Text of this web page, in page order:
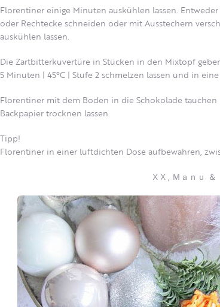
Florentiner einige Minuten auskühlen lassen.
oder Rechtecke schneiden oder mit Ausstechern
auskühlen lassen.
Die Zartbitterkuvertüre in Stücken in den Mixtopf
5 Minuten | 45°C | Stufe 2 schmelzen lassen und in
Florentiner mit dem Boden in die Schokolade
Backpapier trocknen lassen.
Tipp!
Florentiner in einer luftdichten Dose aufbewahren,
X X , Ｍａｎｕ ＆